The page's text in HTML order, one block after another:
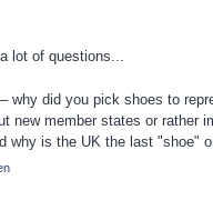
lot of questions...
why did you pick shoes to
new member states or rather
why is the UK the last "shoe"